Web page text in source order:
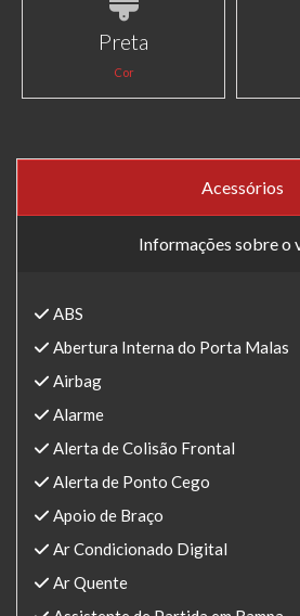
Preta
Cor
Acessórios
Informações sobre o
ABS
Abertura Interna do Porta Malas
Airbag
Alarme
Alerta de Colisão Frontal
Alerta de Ponto Cego
Apoio de Braço
Ar Condicionado Digital
Ar Quente